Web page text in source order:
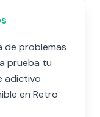
de problemas
prueba tu
adictivo
en Retro